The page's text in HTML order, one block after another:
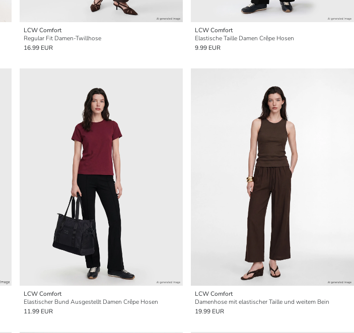
LCW Comfort
Regular Fit Damen-Twillhose
16.99 EUR
LCW Comfort
Elastische Taille Damen Crêpe Hosen
9.99 EUR
LCW Comfort
Elastischer Bund Ausgestellt Damen Crêpe Hosen
11.99 EUR
LCW Comfort
Damenhose mit elastischer Taille und weitem Bein
19.99 EUR